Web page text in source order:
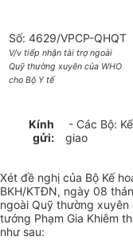
Số: 4629/VPCP-QHQT
V/v tiếp nhận tài trợ ngoài
Quỹ thường xuyên của WHO
cho Bộ Y tế
Kính
gửi:
- Các Bộ:
giao
Xét đề nghị của Bộ Kế
BKH/KTĐN, ngày 08
ngoài Quỹ thường xuyên
tướng Phạm Gia Khiêm
như sau: